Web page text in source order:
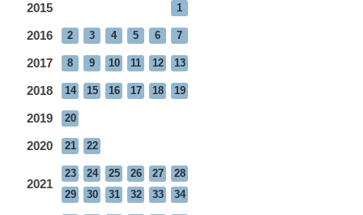
2015 1
2016 2 3 4 5 6 7
2017 8 9 10 11 12 13
2018 14 15 16 17 18 19
2019 20
2020 21 22
2021
23 24 25 26 27
28
29
30 31 32 33 34